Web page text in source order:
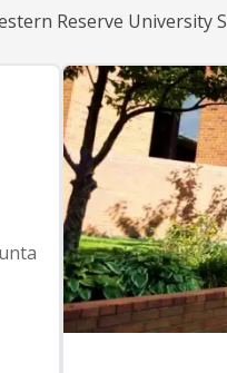
Reserve University